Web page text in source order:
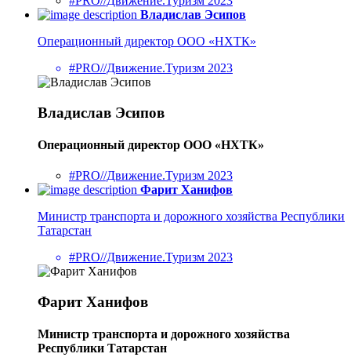
Владислав Эсипов
Операционный директор ООО «НХТК»
#PRO//Движение.Туризм 2023
Владислав Эсипов
Операционный директор ООО «НХТК»
#PRO//Движение.Туризм 2023
Фарит Ханифов
Министр транспорта и дорожного хозяйства Республики
Татарстан
#PRO//Движение.Туризм 2023
Фарит Ханифов
Министр транспорта и дорожного хозяйства
Республики Татарстан